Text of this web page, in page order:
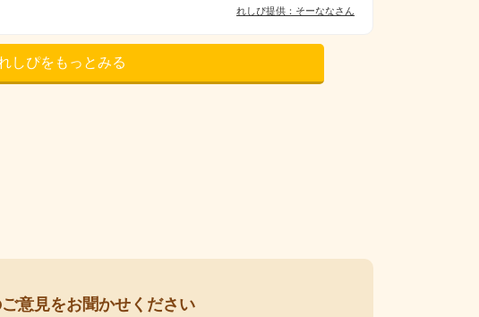
れしぴ提供：そーななさん
しぴをもっとみる
ご意見をお聞かせください